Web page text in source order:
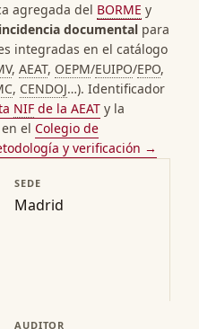
agregada del BORME y
documental para
integradas en el catálogo
, AEAT, OEPM/EUIPO/EPO,
, CENDOJ…). Identificador
NIF de la AEAT y la
el Colegio de
y verificación →
SEDE
Madrid
AUDITOR